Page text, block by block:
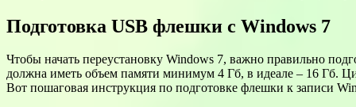
Подготовка USB флешки с Windows 7
Чтобы начать переустановку Windows 7, важно правильно
должна иметь объем памяти минимум 4 Гб, в идеале – 16 Гб.
Вот пошаговая инструкция по подготовке флешки к записи